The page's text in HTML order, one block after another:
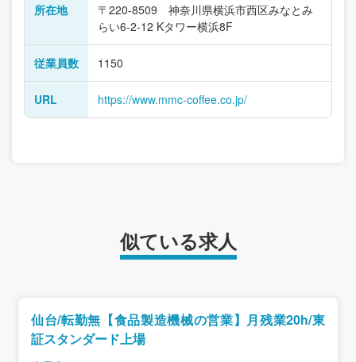
所在地
〒220-8509 神奈川県横浜市西区みなとみ
らい6-2-12 Kタワー横浜8F
従業員数 1150
URL https://www.mmc-coffee.co.jp/
似ている求人
仙台/転勤無【食品製造機械の営業】月残業20h/東
証スタンダード上場